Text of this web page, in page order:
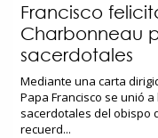
Francisco
Charbonneau
sacerdotales
Mediante una carta
Papa Francisco se unió
sacerdotales del obispo
recuerd...